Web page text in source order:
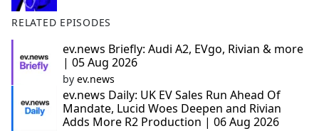
RELATED EPISODES
ev.news Briefly: Audi A2, EVgo, Rivian & more
| 05 Aug 2026
by ev.news
ev.news Daily: UK EV Sales Run Ahead Of
Mandate, Lucid Woes Deepen and Rivian
Adds More R2 Production | 06 Aug 2026